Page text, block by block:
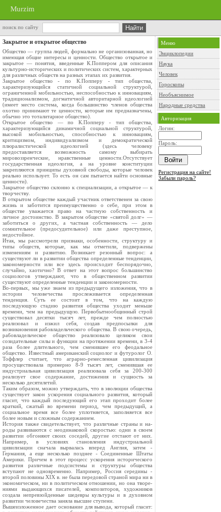
Murzim
поиск по сайту
Закрытое и открытое общество
Общество — группа людей, формально не организованная, но
имеющая общие интересы и ценности. Общество открытое и
закрытое — понятия, введенные К.Поппером для описания
культурно-исторических и политических систем, характерных
для различных обществ на разных этапах их развития.
Закрытое общество - по К.Попперу - тип общества,
характеризующийся статичной социальной структурой,
ограниченной мобильностью, неспособностью к инновациям,
традиционализмом, догматичной авторитарной идеологией
(имеет место система, когда большинство членов общества
охотно принимают те ценности, которые им предназначены,
обычно это тоталитарное общество).
Открытое общество — по К.Попперу - тип общества,
характеризующийся динамичной социальной структурой,
высокой мобильностью, способностью к инновациям,
критицизмом, индивидуализмом и демократической
плюралистической идеологией (здесь человеку
предоставляется возможность самому выбирать
мировоззренческие, нравственные ценности.Отсутствует
государственная идеология, а на уровне конституции
закрепляются принципы духовной свободы, которые человек
реально использует. То есть он сам пытается найти основные
ценности).
Закрытое общество склонно к специализации, а открытое — к
творчеству.
В открытом обществе каждый участник ответственен за свою
жизнь и заботится преимущественно о себе, при этом в
обществе уважается право на частную собственность и
личное достоинство. В закрытом обществе «святой долг» —
заботиться о других, а частная собственность — дело
сомнительное (предосудительное) или даже преступное,
недостойное.
Итак, мы рассмотрели признаки, особенности, структуру и
типы обществ, которые, как мы отметили, подвержены
изменени­ям и развитию. Возникает резонный вопрос: а
существуют ли в развитии общества определенные тенденции,
закономерности или все здесь происходит беспорядочно,
случайно, хаотично? В ответ на этот вопрос большинство
социологов утверждают, что в обще­ственном развитии
существуют определенные тенденции и зако­номерности.
Во-первых, мы уже знаем из предыдущего изложения, что в
истории человечества прослеживается определенная
тенденция. Суть ее состоит в том, что на каждую
последующую стадию развития общества уходит меньше
времени, чем на предыдущую. Первобытнообщинный строй
существовал десятки тысяч лет, пре­жде чем полностью
реализовал и изжил себя, создав предпосылки для
возникновения рабовладельческого общества. В свою очередь,
рабовладельческое общество реализовало целиком свои
созида­тельные силы и функции на протяжении времени, в 3-4
раза более длительного, чем сменившее его феодальное
общество. Известный американский социолог и футуролог О.
Тоффлер считает, что аграрно-ремесленная цивилизация
просуществовала примерно 8-9 тысяч лет, сменившая ее
индустриальная цивилизация реализовала себя за 200-300
реализует свое содержание, достижения и сущность за
несколько десятилетий.
Таким образом, можно утверждать, что в эволюции общест­ва
существует закон ускорения социального развития, который
гласит, что каждый последующий его этап проходит более
крат­кий, сжатый во времени период, чем предыдущий, а
социальное время все более уплотняется, заполняется все
более новым и сложным содержанием.
История также свидетельствует, что различные страны и на­
роды развиваются с неодинаковой скоростью: одни в своем
разви­тии обгоняют своих соседей, другие отстают от них.
Например, в условиях становления индустриальной
цивилизации сначала вы­рвалась вперед Англия, затем -
Германия, а еще несколько позд­нее - Соединенные Штаты
Америки. Причем в этот процесс уско­рения исторического
развития различные подсистемы и структуры общества
вступают не одновременно. Например, Россия середи­ны -
второй половины XIX в. не была передовой страной мира ни в
экономическом, ни в политическом отношении, но она творе­
ниями выдающихся писателей, композиторов, художников
создала непревзойденные шедевры культуры и в духовном
развитии чело­вечества заняла высшие ступени.
Вышеизложенное дает основание для вывода, который гла­сит:
Меню
Энциклопедии
Наука
Человек
Гороскопы
Необъяснимое
Народные средства
Авторизация
Логин:
Пароль:
Регистрация на сайте!
Забыли пароль?